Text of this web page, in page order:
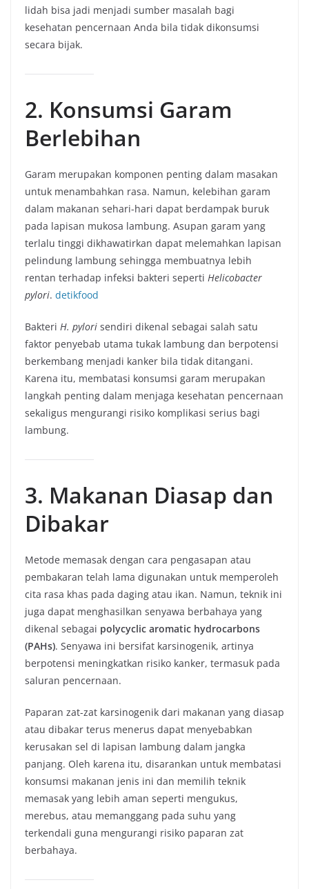
lidah bisa jadi menjadi sumber masalah bagi
kesehatan pencernaan Anda bila tidak dikonsumsi
secara bijak.
2. Konsumsi Garam
Berlebihan
Garam merupakan komponen penting dalam masakan
untuk menambahkan rasa. Namun, kelebihan garam
dalam makanan sehari-hari dapat berdampak buruk
pada lapisan mukosa lambung. Asupan garam yang
terlalu tinggi dikhawatirkan dapat melemahkan lapisan
pelindung lambung sehingga membuatnya lebih
rentan terhadap infeksi bakteri seperti Helicobacter
pylori. detikfood
Bakteri H. pylori sendiri dikenal sebagai salah satu
faktor penyebab utama tukak lambung dan berpotensi
berkembang menjadi kanker bila tidak ditangani.
Karena itu, membatasi konsumsi garam merupakan
langkah penting dalam menjaga kesehatan pencernaan
sekaligus mengurangi risiko komplikasi serius bagi
lambung.
3. Makanan Diasap dan
Dibakar
Metode memasak dengan cara pengasapan atau
pembakaran telah lama digunakan untuk memperoleh
cita rasa khas pada daging atau ikan. Namun, teknik ini
juga dapat menghasilkan senyawa berbahaya yang
dikenal sebagai polycyclic aromatic hydrocarbons
(PAHs). Senyawa ini bersifat karsinogenik, artinya
berpotensi meningkatkan risiko kanker, termasuk pada
saluran pencernaan.
Paparan zat-zat karsinogenik dari makanan yang diasap
atau dibakar terus menerus dapat menyebabkan
kerusakan sel di lapisan lambung dalam jangka
panjang. Oleh karena itu, disarankan untuk membatasi
konsumsi makanan jenis ini dan memilih teknik
memasak yang lebih aman seperti mengukus,
merebus, atau memanggang pada suhu yang
terkendali guna mengurangi risiko paparan zat
berbahaya.